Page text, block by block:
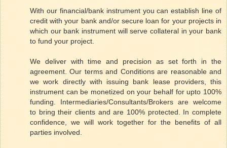
With our financial/bank instrument you can establish line of
credit with your bank and/or secure loan for your projects in
which our bank instrument will serve collateral in your bank
to fund your project.
We deliver with time and precision as set forth in the
agreement. Our terms and Conditions are reasonable and
we work directly with issuing bank lease providers, this
instrument can be monetized on your behalf for upto 100%
funding. Intermediaries/Consultants/Brokers are welcome
to bring their clients and are 100% protected. In complete
confidence, we will work together for the benefits of all
parties involved.